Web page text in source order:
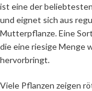
ist eine der
und eignet sich aus
Mutterpflanze. Eine
die eine riesige Menge
hervorbringt.
Viele Pflanzen zeigen